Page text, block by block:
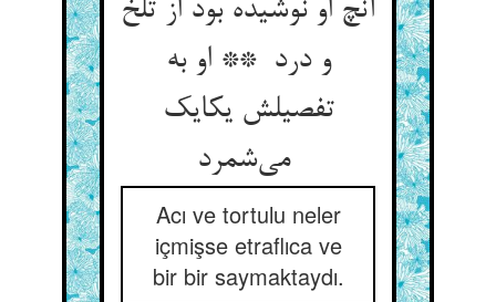
آنچ او نوشیده بود از تلخ
و درد ** او به
تفصیلش یکایک
می‌شمرد
Acı ve tortulu neler
içmişse etraflıca ve
bir bir saymaktaydı.